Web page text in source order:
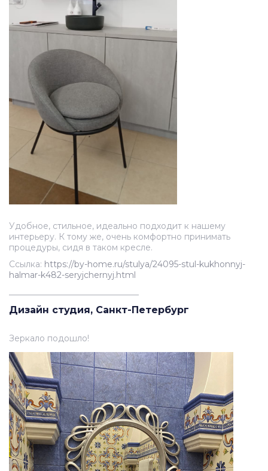
Удобное, стильное, идеально подходит к нашему
интерьеру. К тому же, очень комфортно принимать
процедуры, сидя в таком кресле.
Ссылка: https://by-home.ru/stulya/24095-stul-kukhonnyj-
halmar-k482-seryjchernyj.html
Дизайн студия, Санкт-Петербург
Зеркало подошло!